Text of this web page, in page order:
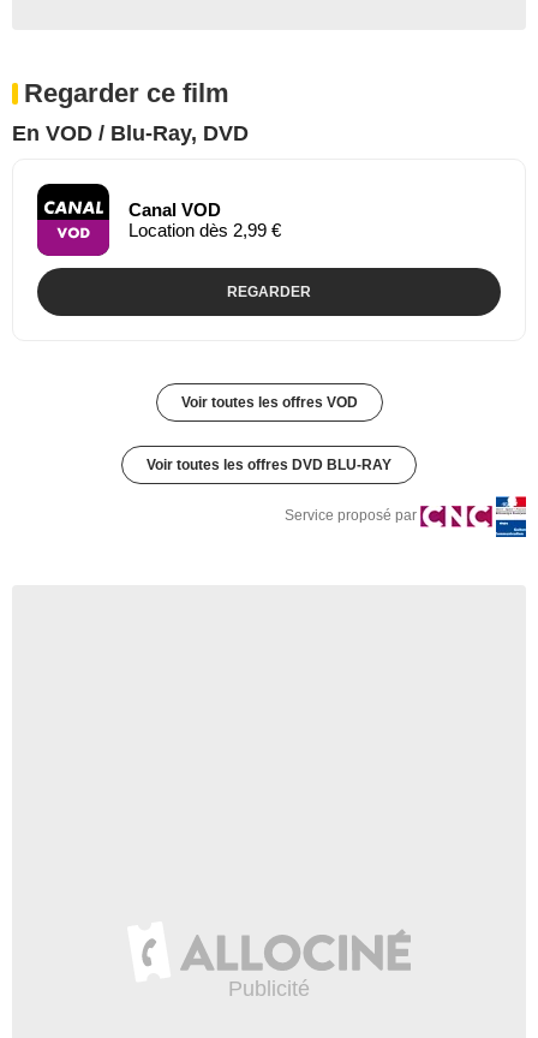
Regarder ce film
En VOD / Blu-Ray, DVD
Canal VOD
Location dès 2,99 €
REGARDER
Voir toutes les offres VOD
Voir toutes les offres DVD BLU-RAY
Service proposé par